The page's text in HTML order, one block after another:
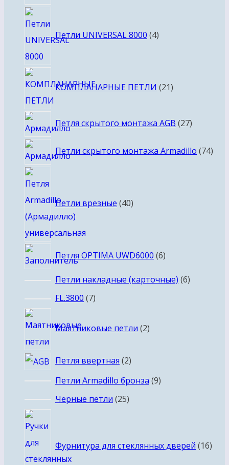
Петли UNIVERSAL 8000 4товара
КОМПЛАНАРНЫЕ ПЕТЛИ 21товар
Петля скрытого монтажа AGB 2727
Петли скрытого монтажа Armadillo 7474
Петли врезные 40
Петля OPTIMA UWD6000 66
Петли накладные (карточные) 66
FL.3800 77
Маятниковые петли 2товара
Петля ввертная 22
товара
Петли Armadillo бронза 99
Черные петли 2525
Фурнитура для стеклянных дверей 16